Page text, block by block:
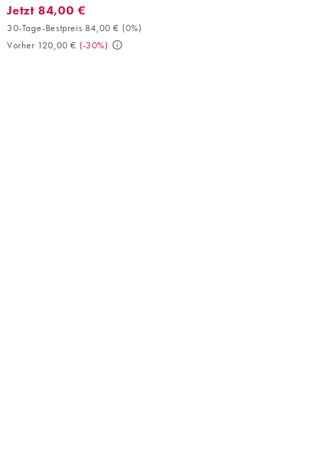
Jetzt 84,00 €. 30-Tage-Bestpreis 84,00 € (0%). Vorher 120,00
Jetzt 84,00 €
30-Tage-Bestpreis 84,00 € (0%)
Vorher 120,00 € (-30%)